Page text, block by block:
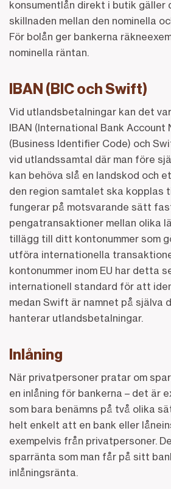
konsumentlån direkt i butik gäller
skillnaden mellan den nominella
För bolån ger bankerna
nominella räntan.
IBAN (BIC och Swift)
Vid utlandsbetalningar kan det
IBAN (International Bank Account
(Business Identifier Code) och
vid utlandssamtal där man före
kan behöva slå en landskod och
den region samtalet ska kopplas
fungerar på motsvarande sätt
pengatransaktioner mellan olika
tillägg till ditt kontonummer som
utföra internationella
kontonummer inom EU har detta
internationell standard för att
medan Swift är namnet på själva
hanterar utlandsbetalningar.
Inlåning
När privatpersoner pratar om
en inlåning för bankerna – det är
som bara benämns på två olika
helt enkelt att en bank eller
exempelvis från privatpersoner.
sparränta som man får på sitt
inlåningsränta.